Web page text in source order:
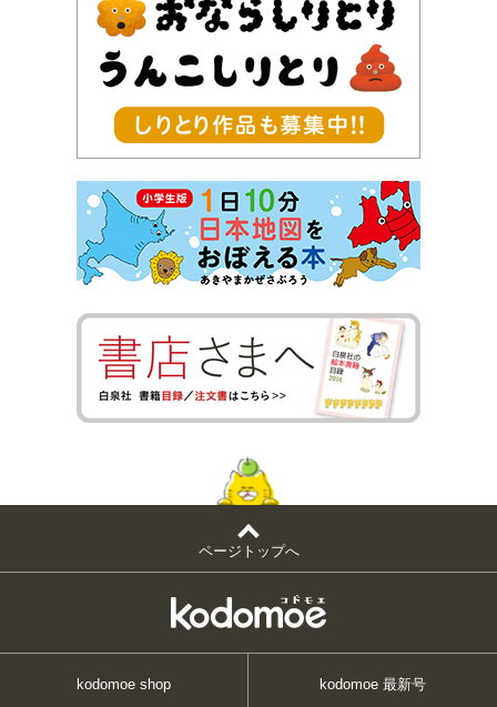
ページトップへ
kodomoe shop kodomoe 最新号